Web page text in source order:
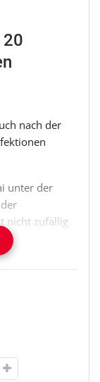
20
nach der
unter der
nicht zufällig
jeder Hand,
Motto
retten
bei